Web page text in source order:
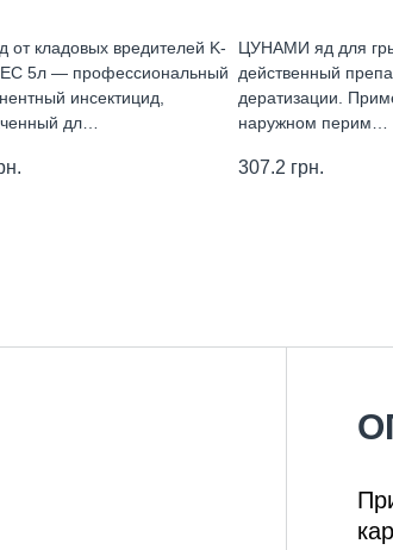
от кладовых вредителей K-
5л — профессиональный
инсектицид,
дл…
ЦУНАМИ яд для
действенный
дератизации.
наружном перим…
307.2 грн.